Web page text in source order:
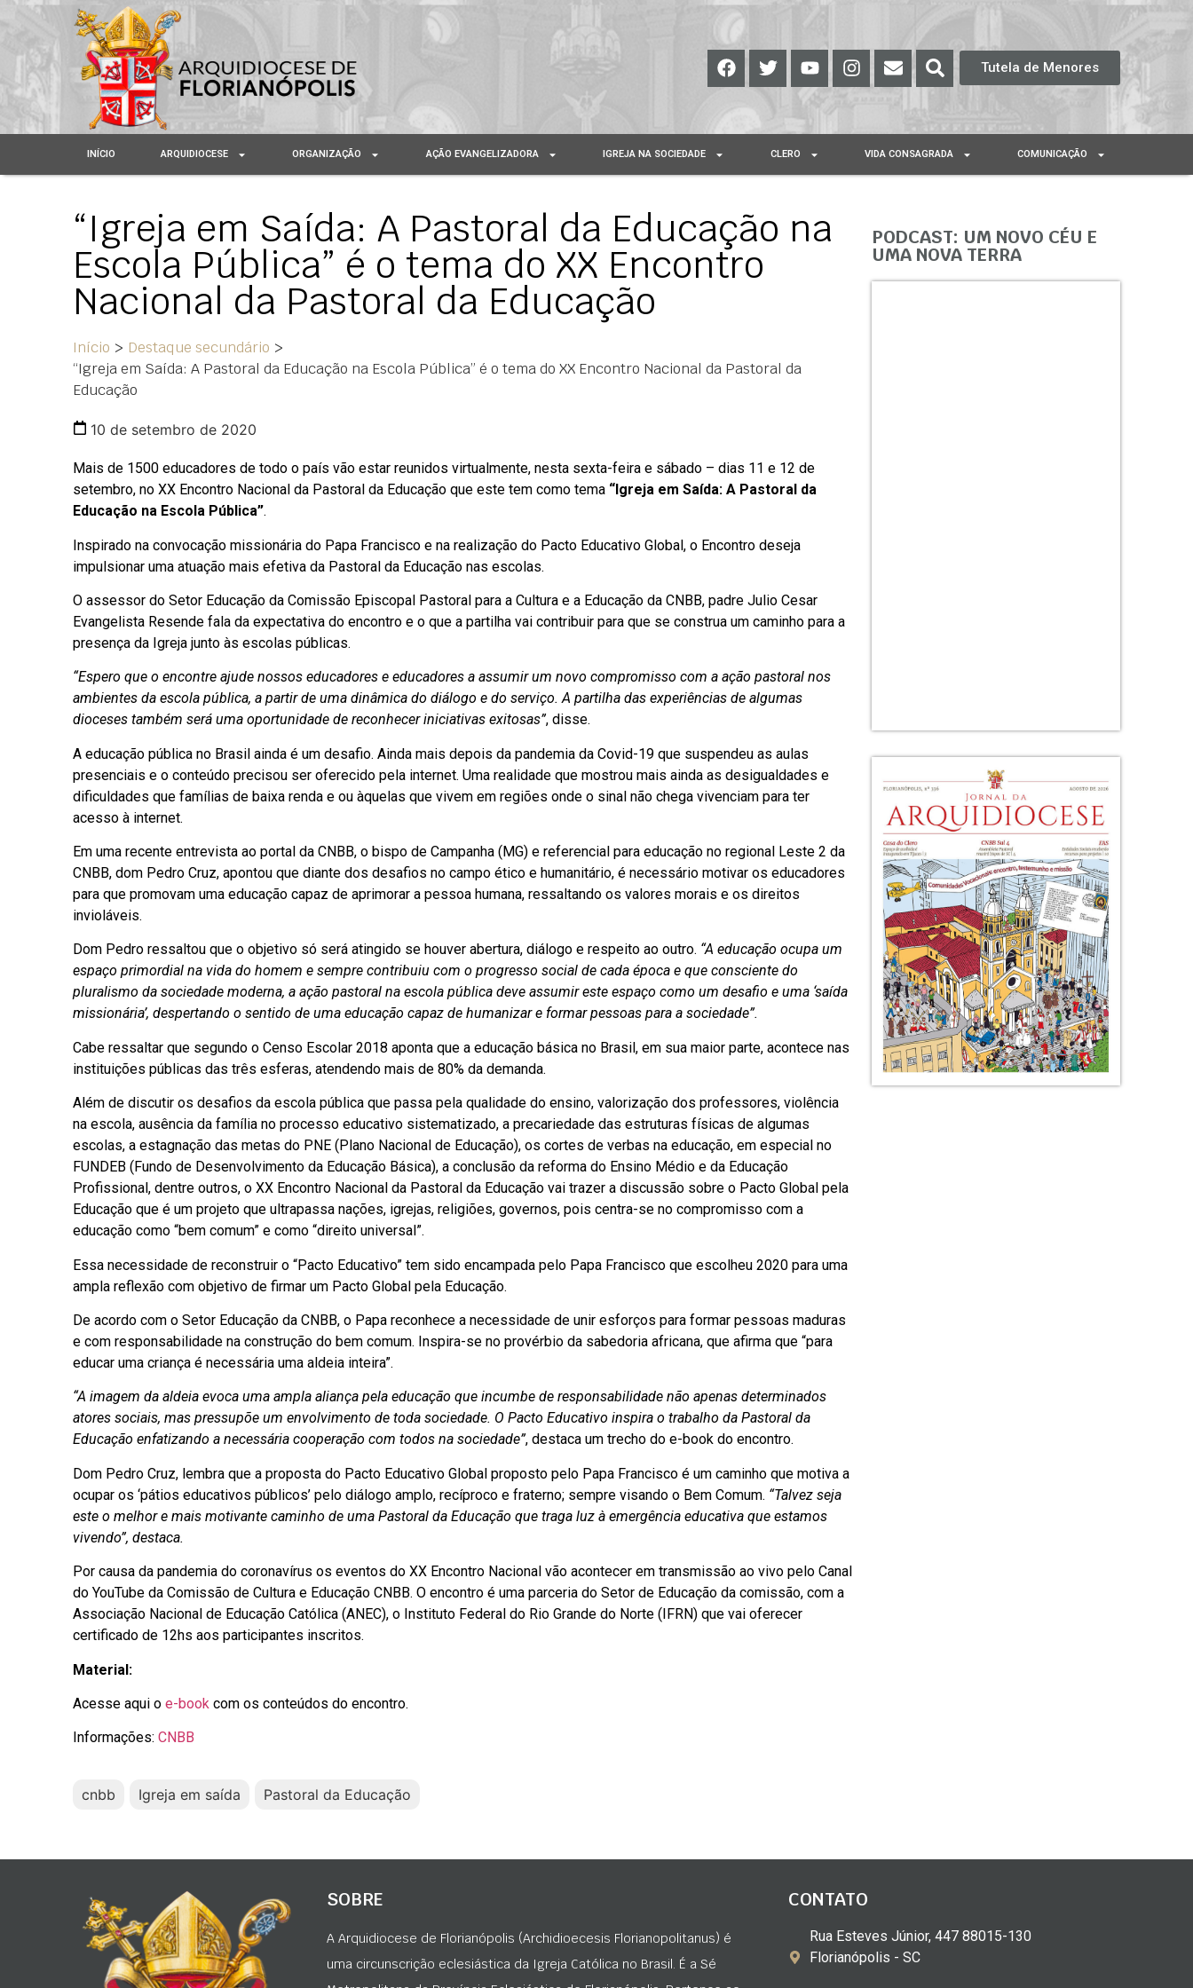
Tutela de Menores
INÍCIO ARQUIDIOCESE ORGANIZAÇÃO AÇÃO EVANGELIZADORA IGREJA NA SOCIEDADE CLERO VIDA CONSAGRADA COMUNICAÇÃO
“Igreja em Saída: A Pastoral da Educação na
Escola Pública” é o tema do XX Encontro
Nacional da Pastoral da Educação
Início > Destaque secundário >
“Igreja em Saída: A Pastoral da Educação na Escola Pública” é o tema do XX Encontro Nacional da Pastoral da
Educação
10 de setembro de 2020
Mais de 1500 educadores de todo o país vão estar reunidos virtualmente, nesta sexta-feira e sábado – dias 11 e 12 de
setembro, no XX Encontro Nacional da Pastoral da Educação que este tem como tema “Igreja em Saída: A Pastoral da
Educação na Escola Pública”.
Inspirado na convocação missionária do Papa Francisco e na realização do Pacto Educativo Global, o Encontro deseja
impulsionar uma atuação mais efetiva da Pastoral da Educação nas escolas.
O assessor do Setor Educação da Comissão Episcopal Pastoral para a Cultura e a Educação da CNBB, padre Julio Cesar
Evangelista Resende fala da expectativa do encontro e o que a partilha vai contribuir para que se construa um caminho para a
presença da Igreja junto às escolas públicas.
“Espero que o encontre ajude nossos educadores e educadores a assumir um novo compromisso com a ação pastoral nos
ambientes da escola pública, a partir de uma dinâmica do diálogo e do serviço. A partilha das experiências de algumas
dioceses também será uma oportunidade de reconhecer iniciativas exitosas”, disse.
A educação pública no Brasil ainda é um desafio. Ainda mais depois da pandemia da Covid-19 que suspendeu as aulas
presenciais e o conteúdo precisou ser oferecido pela internet. Uma realidade que mostrou mais ainda as desigualdades e
dificuldades que famílias de baixa renda e ou àquelas que vivem em regiões onde o sinal não chega vivenciam para ter
acesso à internet.
Em uma recente entrevista ao portal da CNBB, o bispo de Campanha (MG) e referencial para educação no regional Leste 2 da
CNBB, dom Pedro Cruz, apontou que diante dos desafios no campo ético e humanitário, é necessário motivar os educadores
para que promovam uma educação capaz de aprimorar a pessoa humana, ressaltando os valores morais e os direitos
invioláveis.
Dom Pedro ressaltou que o objetivo só será atingido se houver abertura, diálogo e respeito ao outro. “A educação ocupa um
espaço primordial na vida do homem e sempre contribuiu com o progresso social de cada época e que consciente do
pluralismo da sociedade moderna, a ação pastoral na escola pública deve assumir este espaço como um desafio e uma ‘saída
missionária’, despertando o sentido de uma educação capaz de humanizar e formar pessoas para a sociedade”.
Cabe ressaltar que segundo o Censo Escolar 2018 aponta que a educação básica no Brasil, em sua maior parte, acontece nas
instituições públicas das três esferas, atendendo mais de 80% da demanda.
Além de discutir os desafios da escola pública que passa pela qualidade do ensino, valorização dos professores, violência
na escola, ausência da família no processo educativo sistematizado, a precariedade das estruturas físicas de algumas
escolas, a estagnação das metas do PNE (Plano Nacional de Educação), os cortes de verbas na educação, em especial no
FUNDEB (Fundo de Desenvolvimento da Educação Básica), a conclusão da reforma do Ensino Médio e da Educação
Profissional, dentre outros, o XX Encontro Nacional da Pastoral da Educação vai trazer a discussão sobre o Pacto Global pela
Educação que é um projeto que ultrapassa nações, igrejas, religiões, governos, pois centra-se no compromisso com a
educação como “bem comum” e como “direito universal”.
Essa necessidade de reconstruir o “Pacto Educativo” tem sido encampada pelo Papa Francisco que escolheu 2020 para uma
ampla reflexão com objetivo de firmar um Pacto Global pela Educação.
De acordo com o Setor Educação da CNBB, o Papa reconhece a necessidade de unir esforços para formar pessoas maduras
e com responsabilidade na construção do bem comum. Inspira-se no provérbio da sabedoria africana, que afirma que “para
educar uma criança é necessária uma aldeia inteira”.
“A imagem da aldeia evoca uma ampla aliança pela educação que incumbe de responsabilidade não apenas determinados
atores sociais, mas pressupõe um envolvimento de toda sociedade. O Pacto Educativo inspira o trabalho da Pastoral da
Educação enfatizando a necessária cooperação com todos na sociedade”, destaca um trecho do e-book do encontro.
Dom Pedro Cruz, lembra que a proposta do Pacto Educativo Global proposto pelo Papa Francisco é um caminho que motiva a
ocupar os ‘pátios educativos públicos’ pelo diálogo amplo, recíproco e fraterno; sempre visando o Bem Comum. “Talvez seja
este o melhor e mais motivante caminho de uma Pastoral da Educação que traga luz à emergência educativa que estamos
vivendo”, destaca.
Por causa da pandemia do coronavírus os eventos do XX Encontro Nacional vão acontecer em transmissão ao vivo pelo Canal
do YouTube da Comissão de Cultura e Educação CNBB. O encontro é uma parceria do Setor de Educação da comissão, com a
Associação Nacional de Educação Católica (ANEC), o Instituto Federal do Rio Grande do Norte (IFRN) que vai oferecer
certificado de 12hs aos participantes inscritos.
Material:
Acesse aqui o e-book com os conteúdos do encontro.
Informações: CNBB
cnbb Igreja em saída Pastoral da Educação
PODCAST: UM NOVO CÉU E
UMA NOVA TERRA
SOBRE
A Arquidiocese de Florianópolis (Archidioecesis Florianopolitanus) é
uma circunscrição eclesiástica da Igreja Católica no Brasil. É a Sé
CONTATO
Rua Esteves Júnior, 447 88015-130
Florianópolis - SC